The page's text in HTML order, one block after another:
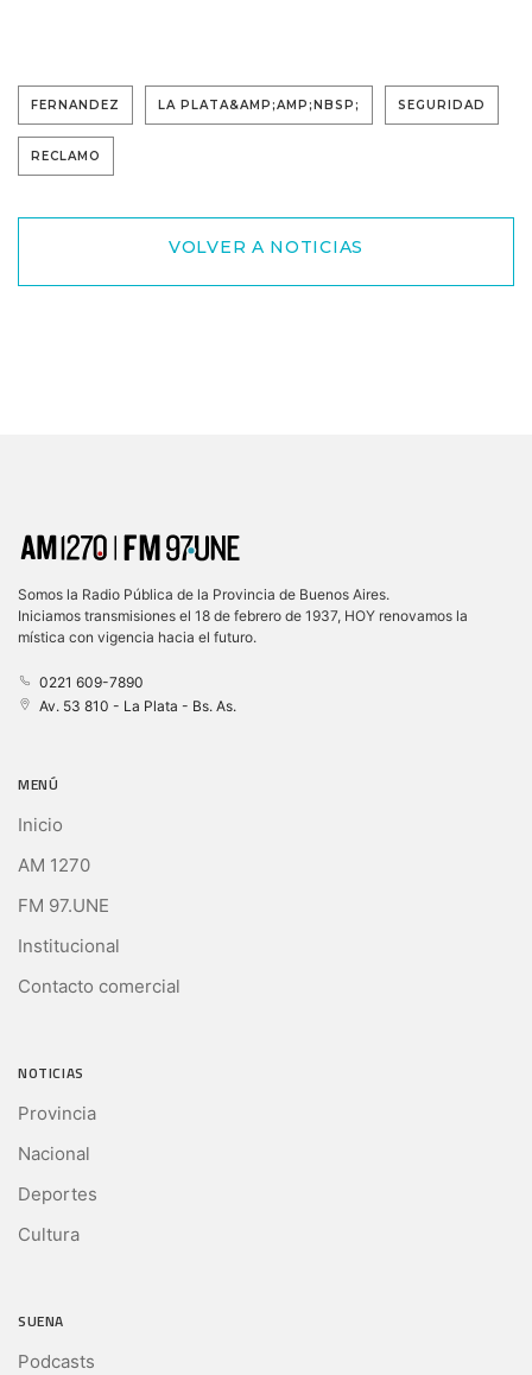
FERNANDEZ LA PLATA&AMP;AMP;NBSP; SEGURIDAD
RECLAMO
VOLVER A NOTICIAS
Somos la Radio Pública de la Provincia de Buenos Aires.
Iniciamos transmisiones el 18 de febrero de 1937, HOY renovamos la
mística con vigencia hacia el futuro.
0221 609-7890
Av. 53 810 - La Plata - Bs. As.
MENÚ
Inicio
AM 1270
FM 97.UNE
Institucional
Contacto comercial
NOTICIAS
Provincia
Nacional
Deportes
Cultura
SUENA
Podcasts